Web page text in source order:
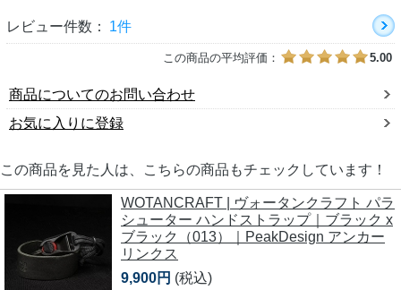
レビュー件数： 1件
この商品の平均評価： 5.00
商品についてのお問い合わせ
お気に入りに登録
この商品を見た人は、こちらの商品もチェックしています！
WOTANCRAFT | ヴォータンクラフト パラ
シューター ハンドストラップ｜ブラック x
ブラック（013）｜PeakDesign アンカー
リンクス
9,900円 (税込)